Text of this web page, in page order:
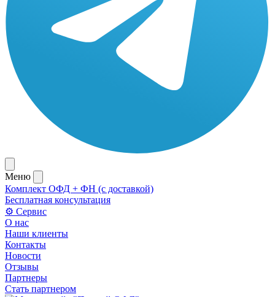
Меню
Комплект ОФД + ФН (с доставкой)
Бесплатная консультация
⚙️ Сервис
О нас
Наши клиенты
Контакты
Новости
Отзывы
Партнеры
Стать партнером